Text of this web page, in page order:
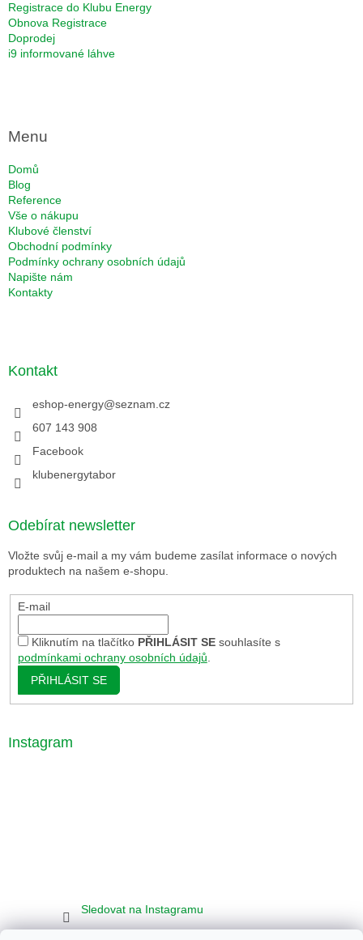
Registrace do Klubu Energy
Obnova Registrace
Doprodej
i9 informované láhve
Menu
Domů
Blog
Reference
Vše o nákupu
Klubové členství
Obchodní podmínky
Podmínky ochrany osobních údajů
Napište nám
Kontakty
Kontakt
eshop-energy@seznam.cz
607 143 908
Facebook
klubenergytabor
Odebírat newsletter
Vložte svůj e-mail a my vám budeme zasílat informace o nových
produktech na našem e-shopu.
E-mail
Kliknutím na tlačítko PŘIHLÁSIT SEsouhlasíte s
podmínkami ochrany osobních údajů
PŘIHLÁSIT SE
Instagram
Sledovat na Instagramu